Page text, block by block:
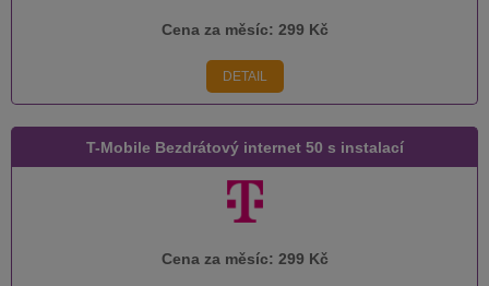
Cena za měsíc: 299 Kč
DETAIL
T-Mobile Bezdrátový internet 50 s instalací
Cena za měsíc: 299 Kč